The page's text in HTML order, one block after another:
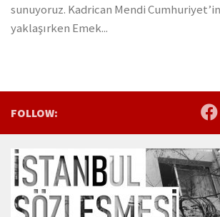
sunuyoruz. Kadrican Mendi Cumhuriyet’in
yaklaşırken Emek...
FOLLOW: